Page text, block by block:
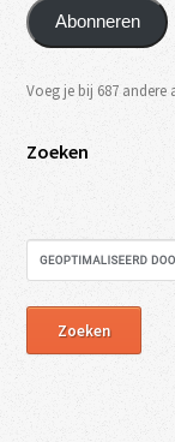
Abonneren
Voeg je bij 687 andere
Zoeken